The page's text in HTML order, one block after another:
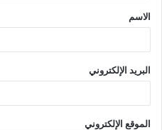
الاسم
البريد الإلكتروني
الموقع الإلكتروني